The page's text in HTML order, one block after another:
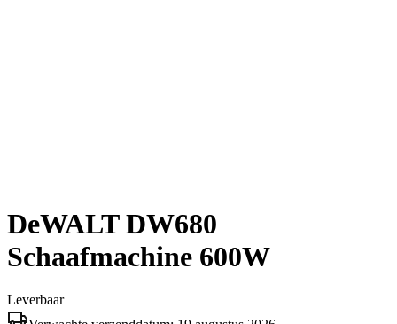
DeWALT DW680
Schaafmachine 600W
Leverbaar